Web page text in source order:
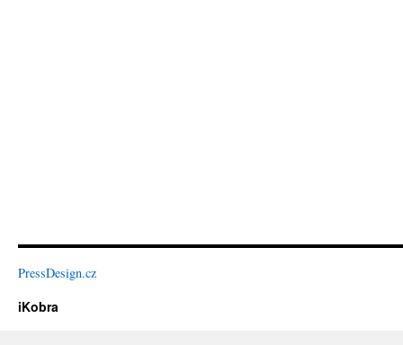
PressDesign.cz
iKobra